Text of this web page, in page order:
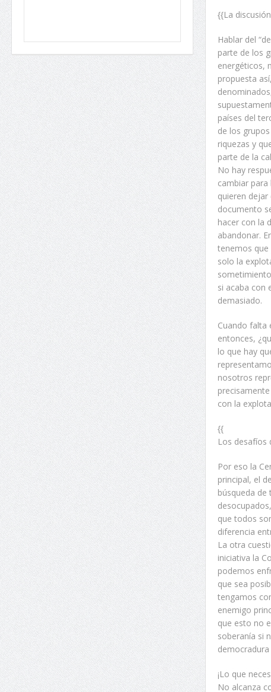
{{La
Hablar del
parte de los
energéticos,
propuesta
países del
de los
riquezas y
parte de la
No hay
cambiar
quieren dejar
documento
hacer con la
abandonar.
tenemos que
solo la
si acaba con
demasiado.
Cuando falta
entonces,
lo que hay
nosotros
con la
{{
Los desafíos
Por eso la
principal, el
búsqueda
que todos
diferencia
La otra
iniciativa la
podemos
que sea
tengamos
enemigo
que esto no
soberanía si
¡Lo que
No alcanza